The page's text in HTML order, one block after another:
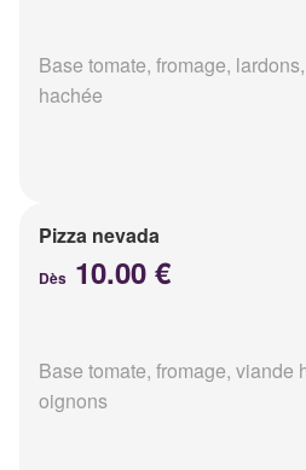
Base tomate, fromage,
hachée
Pizza nevada
Dès 10.00 €
Base tomate, fromage, viande
oignons